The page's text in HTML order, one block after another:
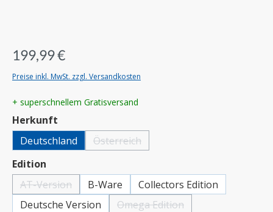
199,99 €
Preise inkl. MwSt. zzgl. Versandkosten
+ superschnellem Gratisversand
Herkunft
Deutschland
Österreich(Diese Option ist zurzeit nicht verfügbar.)
Edition
AT-Version(Diese Option ist zurzeit nicht verfügbar.)
B-Ware
Collectors Edition
Deutsche Version
Omega Edition(Diese Option ist zurzeit nicht